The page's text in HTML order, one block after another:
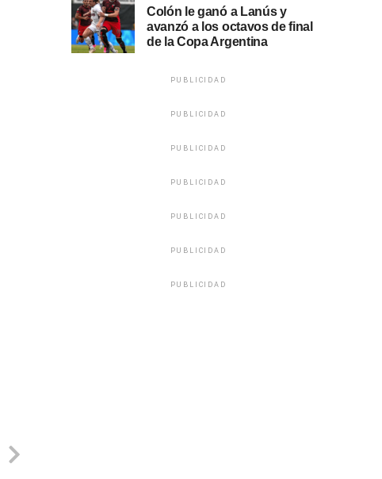
Colón le ganó a Lanús y
avanzó a los octavos de final
de la Copa Argentina
PUBLICIDAD
PUBLICIDAD
PUBLICIDAD
PUBLICIDAD
PUBLICIDAD
PUBLICIDAD
PUBLICIDAD